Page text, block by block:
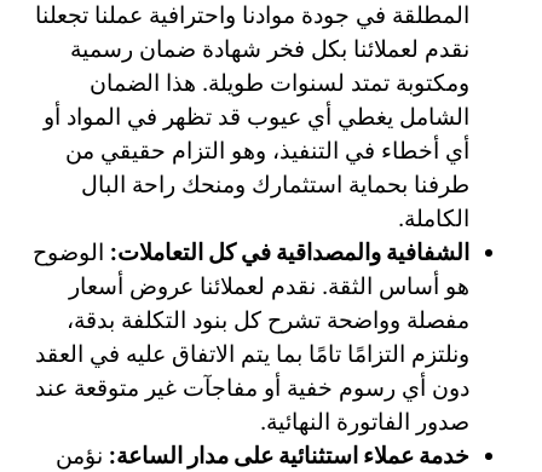
المطلقة في جودة موادنا واحترافية عملنا تجعلنا
نقدم لعملائنا بكل فخر شهادة ضمان رسمية
ومكتوبة تمتد لسنوات طويلة. هذا الضمان
الشامل يغطي أي عيوب قد تظهر في المواد أو
أي أخطاء في التنفيذ، وهو التزام حقيقي من
طرفنا بحماية استثمارك ومنحك راحة البال
الكاملة.
الشفافية والمصداقية في كل التعاملات: الوضوح
هو أساس الثقة. نقدم لعملائنا عروض أسعار
مفصلة وواضحة تشرح كل بنود التكلفة بدقة،
ونلتزم التزامًا تامًا بما يتم الاتفاق عليه في العقد
دون أي رسوم خفية أو مفاجآت غير متوقعة عند
صدور الفاتورة النهائية.
خدمة عملاء استثنائية على مدار الساعة: نؤمن